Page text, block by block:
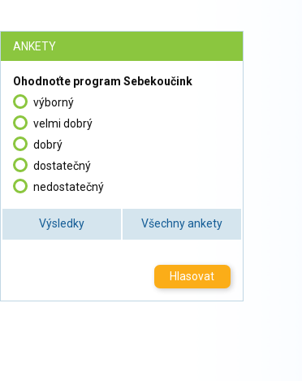
ANKETY
Ohodnoťte program Sebekoučink
výborný
velmi dobrý
dobrý
dostatečný
nedostatečný
Výsledky Všechny ankety
Hlasovat